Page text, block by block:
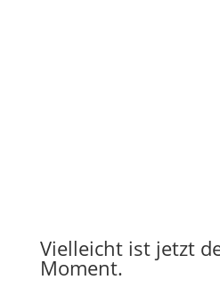
Vielleicht ist jetzt
Moment.